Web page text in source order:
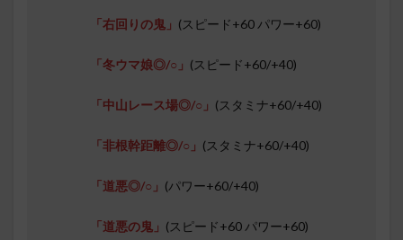
「右回りの鬼」 (スピード+60 パワー+60)
「冬ウマ娘◎/○」 (スピード+60/+40)
「中山レース場◎/○」 (スタミナ+60/+40)
「非根幹距離◎/○」 (スタミナ+60/+40)
「道悪◎/○」 (パワー+60/+40)
「道悪の鬼」 (スピード+60 パワー+60)